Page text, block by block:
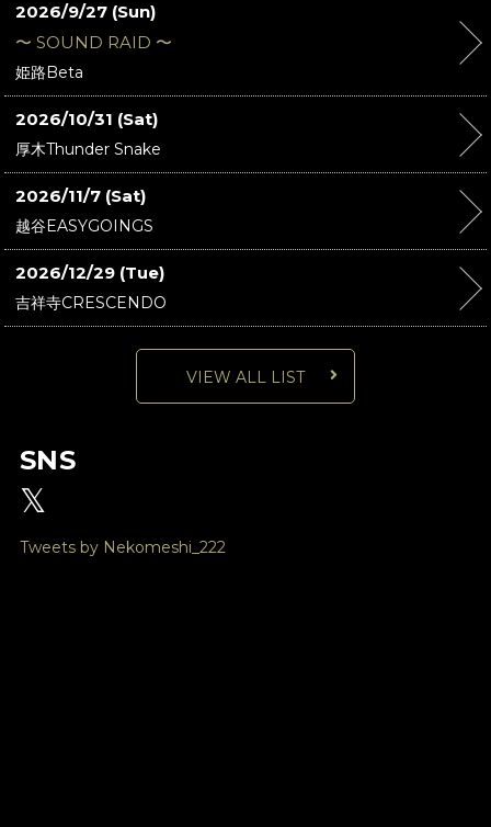
2026/9/27 (Sun)
〜 SOUND RAID 〜
姫路Beta
2026/10/31 (Sat)
厚木Thunder Snake
2026/11/7 (Sat)
越谷EASYGOINGS
2026/12/29 (Tue)
吉祥寺CRESCENDO
VIEW ALL LIST
SNS
𝕏
Tweets by Nekomeshi_222